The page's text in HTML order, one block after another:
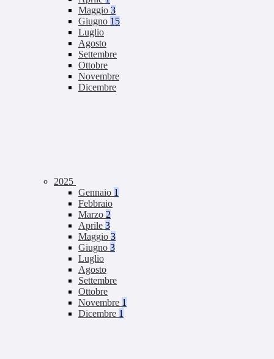
Maggio 3
Giugno 15
Luglio
Agosto
Settembre
Ottobre
Novembre
Dicembre
2025
Gennaio 1
Febbraio
Marzo 2
Aprile 3
Maggio 3
Giugno 3
Luglio
Agosto
Settembre
Ottobre
Novembre 1
Dicembre 1